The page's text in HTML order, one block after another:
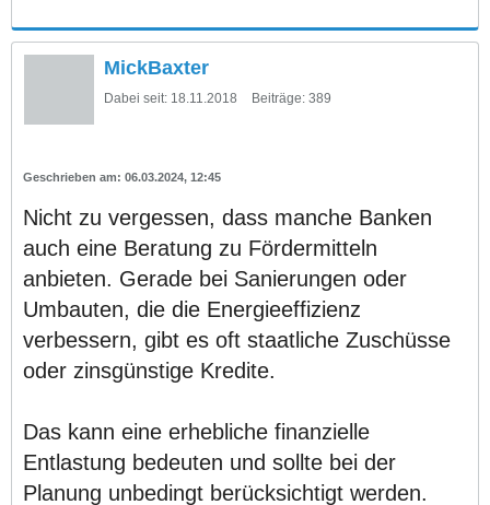
MickBaxter
Dabei seit: 18.11.2018 Beiträge: 389
06.03.2024, 12:45
Nicht zu vergessen, dass manche Banken
auch eine Beratung zu Fördermitteln
anbieten. Gerade bei Sanierungen oder
Umbauten, die die Energieeffizienz
verbessern, gibt es oft staatliche Zuschüsse
oder zinsgünstige Kredite.
Das kann eine erhebliche finanzielle
Entlastung bedeuten und sollte bei der
Planung unbedingt berücksichtigt werden.